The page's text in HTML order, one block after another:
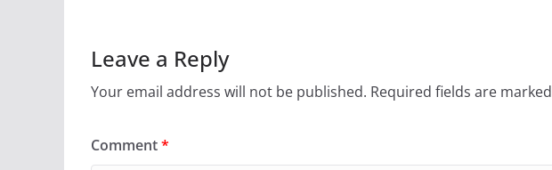
Leave a Reply
Your email address will not be published. Required fields are marked
Comment*